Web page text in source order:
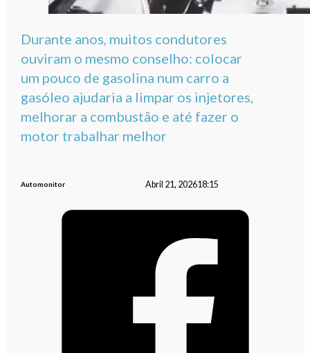
Durante anos, muitos condutores
ouviram o mesmo conselho: colocar
um pouco de gasolina num carro a
gasóleo ajudaria a limpar os injetores,
melhorar a combustão e até fazer o
motor trabalhar melhor
Automonitor Abril 21, 202618:15